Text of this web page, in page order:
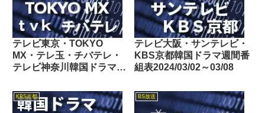
テレビ東京・TOKYO
MX・テレ玉・チバテレ・
テレビ神奈川韓国ドラマ週
09/13
テレビ大阪・サンテレビ・
KBS京都韓国ドラマ週間番
組表2024/03/02～03/08
KBS京都 BS放送